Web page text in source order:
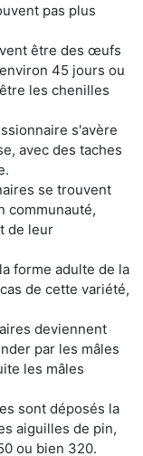
pas plus
être des œufs
45 jours ou
les chenilles
s'avère
avec des taches
se trouvent
communauté,
de leur
forme adulte de la
de cette variété,
deviennent
par les mâles
les mâles
sont déposés la
aiguilles de pin,
ou bien 320.